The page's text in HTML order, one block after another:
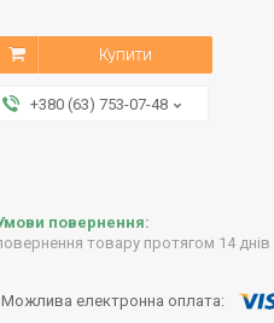
Купити
+380 (63) 753-07-48
товару протягом 14 днів